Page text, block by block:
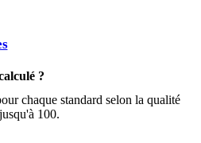
?
chaque standard selon la qualité
100.